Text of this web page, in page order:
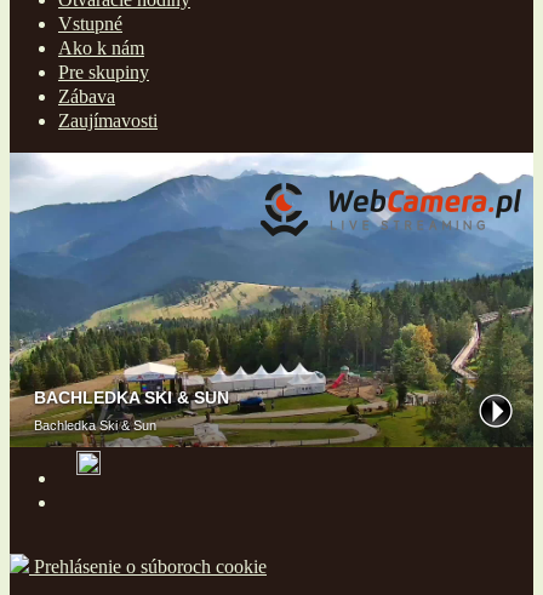
Vstupné
Ako k nám
Pre skupiny
Zábava
Zaujímavosti
Prehlásenie o súboroch cookie